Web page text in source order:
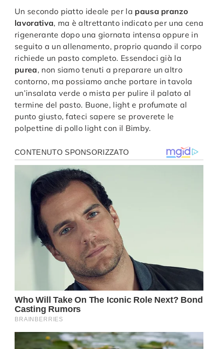
Un secondo piatto ideale per la pausa pranzo
lavorativa, ma è altrettanto indicato per una cena
rigenerante dopo una giornata intensa oppure in
seguito a un allenamento, proprio quando il corpo
richiede un pasto completo. Essendoci già la
purea, non siamo tenuti a preparare un altro
contorno, ma possiamo anche portare in tavola
un’insalata verde o mista per pulire il palato al
termine del pasto. Buone, light e profumate al
punto giusto, fateci sapere se proverete le
polpettine di pollo light con il Bimby.